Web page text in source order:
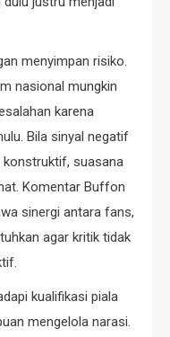
menyimpan risiko.
nasional mungkin
karena
Bila sinyal negatif
konstruktif, suasana
Komentar Buffon
sinergi antara fans,
agar kritik tidak
kualifikasi piala
mengelola narasi.